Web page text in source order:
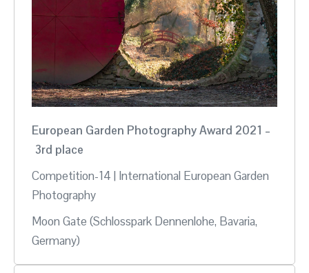
European Garden Photography Award 2021 –
3rd place
Competition-14 | International European Garden
Photography
Moon Gate (Schlosspark Dennenlohe, Bavaria,
Germany)